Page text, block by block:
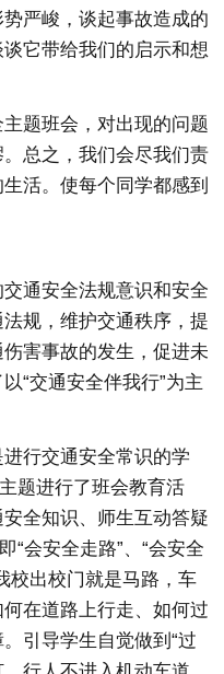
严峻，谈起事故造成的
它带给我们的启示和想
题班会，对出现的问题
总之，我们会尽我们责
活。使每个同学都感到
通安全法规意识和安全
规，维护交通秩序，提
害事故的发生，促进未
“交通安全伴我行”为主
行交通安全常识的学
题进行了班会教育活
全知识、师生互动答疑
“会安全走路”、“会安全
校出校门就是马路，车
在道路上行走、如何过
引导学生自觉做到“过